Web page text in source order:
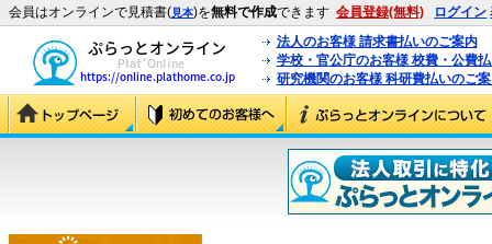
会員はオンラインで見積書(見本)を無料で作成できます 会員登録(無料) ログイン
法人のお客様 請求書払いのご案内
学校・官公庁のお客様 校費・公費
研究機関のお客様 科研費払いのご